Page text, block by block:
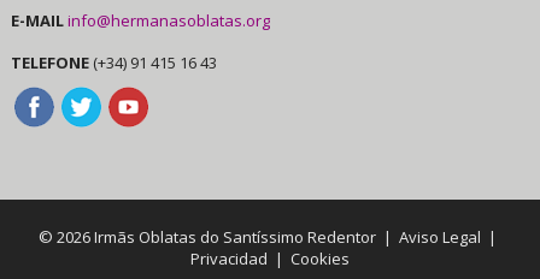
E-MAILinfo@hermanasoblatas.org
TELEFONE (+34) 91 415 16 43
© 2026 Irmãs Oblatas do Santíssimo Redentor |Aviso Legal |
Privacidad | Cookies